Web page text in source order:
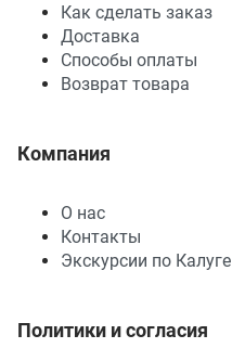
Как сделать заказ
Доставка
Способы оплаты
Возврат товара
Компания
О нас
Контакты
Экскурсии по Калуге
Политики и согласия